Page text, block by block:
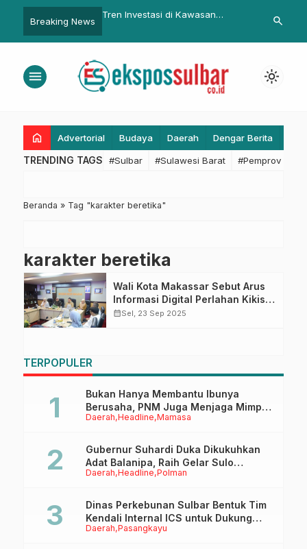
Breaking News
Menyapa’,
Prima untuk
Tren Investasi di Kawasan
Meningkat
Jelang
Lalu Lintas
search
menu light_mode
home Advertorial Budaya Daerah Dengar Berita
TRENDING TAGS #Sulbar #Sulawesi Barat #Pemprov
Beranda » Tag "karakter beretika"
karakter beretika
Wali Kota Makassar Sebut Arus
Informasi Digital Perlahan Kikis
Karakter Beretika dan Sopan
calendar_monthSel, 23 Sep 2025
TERPOPULER
Daerah Headline Mamasa
Bukan Hanya Membantu Ibunya
Berusaha, PNM Juga Menjaga Mimpi
Anaknya Untuk Menggapai Cita-Cita
Daerah Headline Polman
Gubernur Suhardi Duka Dikukuhkan
Adat Balanipa, Raih Gelar Sulo
Tappidena
Daerah Pasangkayu
Dinas Perkebunan Sulbar Bentuk Tim
Kendali Internal ICS untuk Dukung
Sertifikasi ISPO Pekebun di